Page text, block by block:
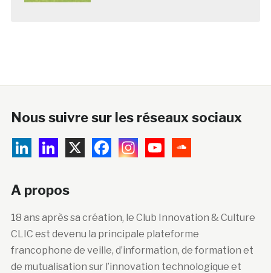
Nous suivre sur les réseaux sociaux
A propos
18 ans après sa création, le Club Innovation & Culture
CLIC est devenu la principale plateforme
francophone de veille, d’information, de formation et
de mutualisation sur l’innovation technologique et